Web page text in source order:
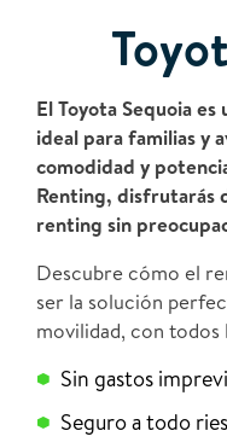
El Toyota Sequoia
ideal para familias y
comodidad y
Renting, disfrutarás
renting sin
Descubre cómo el
ser la solución
movilidad, con
Sin gastos
Seguro a todo